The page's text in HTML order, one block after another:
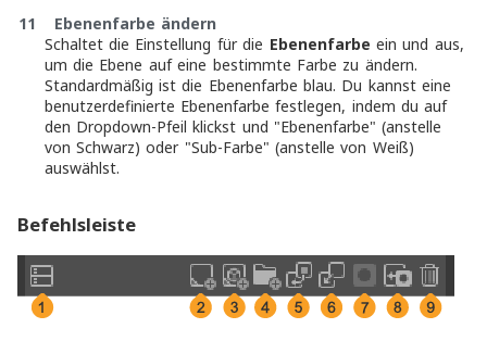
11 Ebenenfarbe ändern
Schaltet die Einstellung für die Ebenenfarbe ein und aus,
um die Ebene auf eine bestimmte Farbe zu ändern.
Standardmäßig ist die Ebenenfarbe blau. Du kannst eine
benutzerdefinierte Ebenenfarbe festlegen, indem du auf
den Dropdown-Pfeil klickst und "Ebenenfarbe" (anstelle
von Schwarz) oder "Sub-Farbe" (anstelle von Weiß)
auswählst.
Befehlsleiste